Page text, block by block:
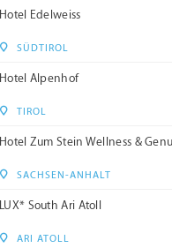
Hotel Edelweiss
SÜDTIROL
Hotel Alpenhof
TIROL
Hotel Zum Stein Wellness &
SACHSEN-ANHALT
LUX* South Ari Atoll
ARI ATOLL